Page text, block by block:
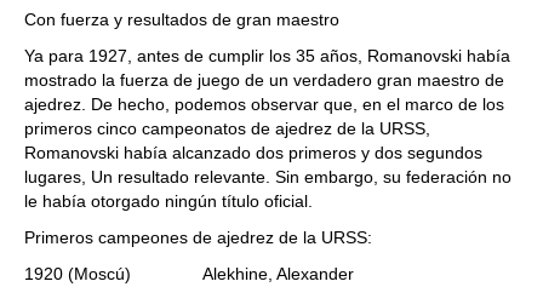
Con fuerza y resultados de gran maestro
Ya para 1927, antes de cumplir los 35 años, Romanovski había
mostrado la fuerza de juego de un verdadero gran maestro de
ajedrez. De hecho, podemos observar que, en el marco de los
primeros cinco campeonatos de ajedrez de la URSS,
Romanovski había alcanzado dos primeros y dos segundos
lugares, Un resultado relevante. Sin embargo, su federación no
le había otorgado ningún título oficial.
Primeros campeones de ajedrez de la URSS:
1920 (Moscú) Alekhine, Alexander